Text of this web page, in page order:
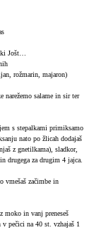
Jošt…
rožmarin, majaron)
narežemo salame in sir ter
s stepalkami primiksamo
nato po žlicah dodajaš
z gnetilkama), sladkor,
drugega za drugim 4 jajca.
vmešaš začimbe in
moko in vanj preneseš
pečici na 40 st. vzhajaš 1